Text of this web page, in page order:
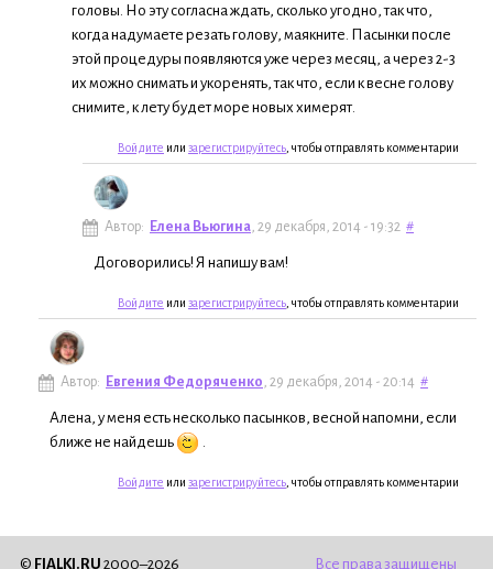
головы. Но эту согласна ждать, сколько угодно, так что,
когда надумаете резать голову, маякните. Пасынки после
этой процедуры появляются уже через месяц, а через 2-3
их можно снимать и укоренять, так что, если к весне голову
снимите, к лету будет море новых химерят.
Войдите или зарегистрируйтесь , чтобы отправлять комментарии
Автор: Елена Вьюгина, 29 декабря, 2014 - 19:32 #
Договорились! Я напишу вам!
Войдите или зарегистрируйтесь , чтобы отправлять комментарии
Автор: Евгения Федоряченко, 29 декабря, 2014 - 20:14 #
Алена, у меня есть несколько пасынков, весной напомни, если
ближе не найдешь
Войдите или зарегистрируйтесь , чтобы отправлять комментарии
© FIALKI.RU 2000–2026 Все права защищены